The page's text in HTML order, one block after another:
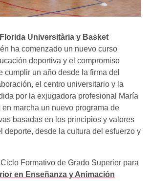
Florida Universitària y Basket
ha comenzado un nuevo curso
deportiva y el compromiso
cumplir un año desde la firma del
el centro universitario y la
por la exjugadora profesional María
en marcha un nuevo programa de
basadas en los principios y valores
deporte, desde la cultura del esfuerzo y
Formativo de Grado Superior para
en Enseñanza y Animación